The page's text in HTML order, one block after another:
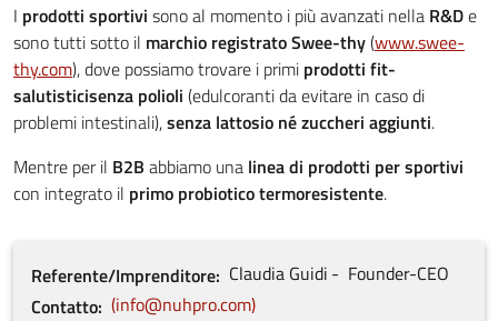
I prodotti sportivi sono al momento i più avanzati nella R&De
sono tutti sotto il marchio registrato Swee-thy(www.swee-
thy.com), dove possiamo trovare i primi prodotti fit-
salutisticisenza polioli (edulcoranti da evitare in caso di
problemi intestinali),senza lattosio né zuccheri aggiunti.
Mentre per il B2B abbiamo una linea di prodotti per sportivi
con integrato il primo probiotico termoresistente.
Referente/Imprenditore Claudia Guidi
Founder-CEO
Contatto
info@nuhpro.com